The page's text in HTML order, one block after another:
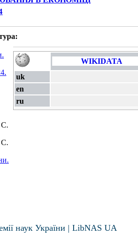
С.
С.
WIKIDATA
uk
en
ru
наук України | LibNAS UA